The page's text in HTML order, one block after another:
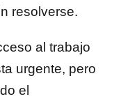
resolverse.
al trabajo
urgente, pero
el